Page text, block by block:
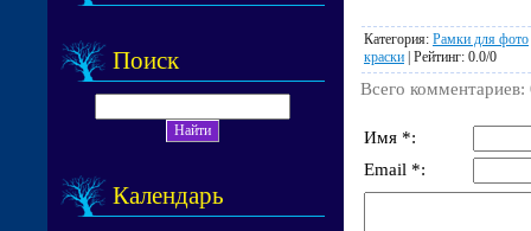
Поиск
Календарь
Категория: Рамки для фото
краски | Рейтинг: 0.0/0
Всего комментариев:
Имя *:
Email *: